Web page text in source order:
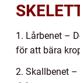
1. Lårbenet –
för att bära
2. Skallbenet